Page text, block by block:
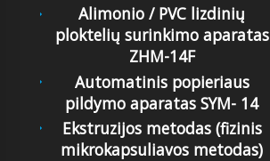
Alimonio / PVC lizdinių
ploktelių surinkimo aparatas
ZHM-14F
Automatinis popieriaus
pildymo aparatas SYM- 14
Ekstruzijos metodas (fizinis
mikrokapsuliavos metodas)